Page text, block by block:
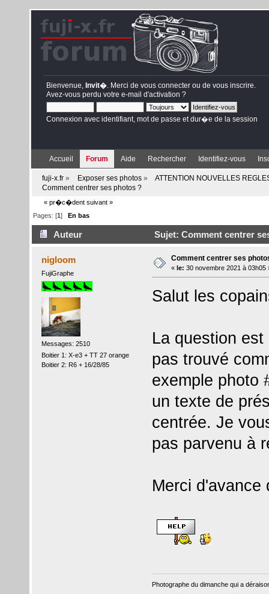
Bienvenue, Invit� . Merci de vous connecter ou de vous inscrire
Avez-vous perdu votre e-mail d'activation ?
Connexion avec identifiant, mot de passe et dur�e de la session
Accueil Forum Aide Rechercher Identifiez-vous
fuji-x.fr » Exposer ses photos»
ATTENTION NOUVELLES
Comment centrer ses photos ?
« pr�c�dent suivant »
Pages: [1] En bas
Auteur Sujet: Comment centrer
nigloom
FujiGraphe
Messages: 2510
Boitier 1: X-e3 + TT 27 orange
Boitier 2: R6 + 16/28/85
Comment centrer ses
« le: 30 novembre 2021 à 03h05
Salut les
La question
pas trouvé
exemple photo
un texte de
centrée. Je
pas parvenu à
Merci d'avance
Photographe du dimanche qui a